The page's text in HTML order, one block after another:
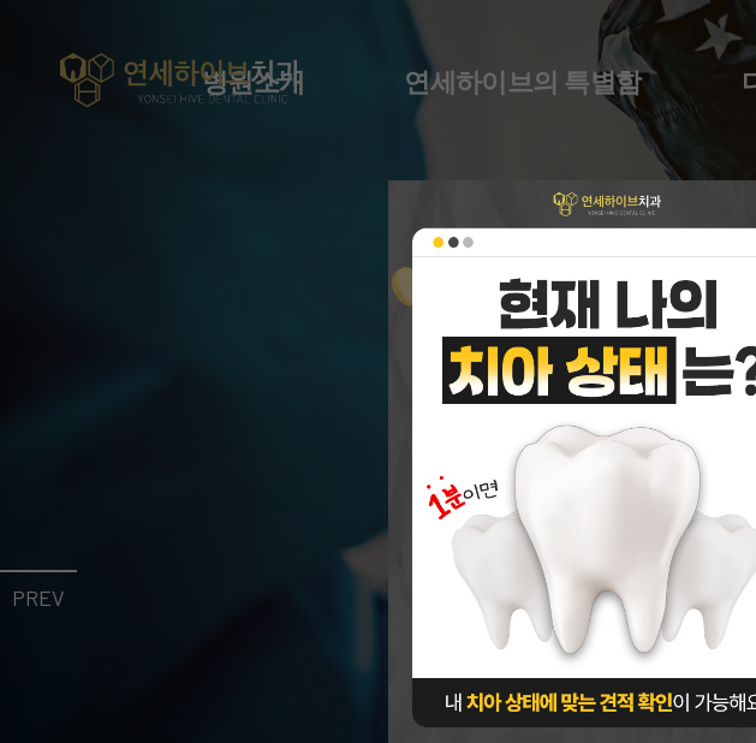
병원소개 연세하이브의 특별함